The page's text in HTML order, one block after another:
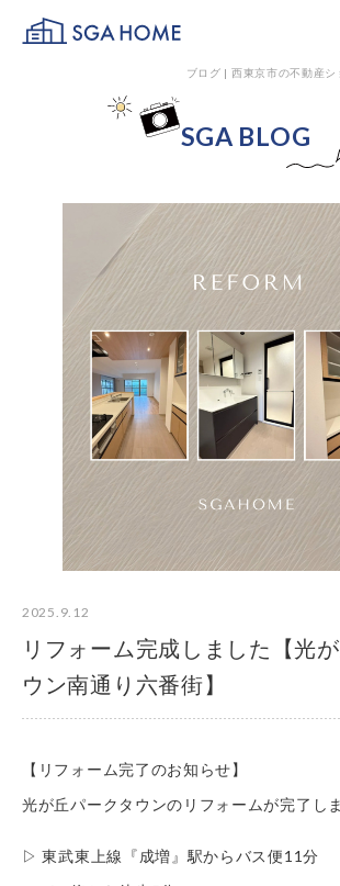
ブログ | 西東京市の不動産
SGA BLOG
2025.9.12
リフォーム完成しました【光
ウン南通り六番街】
【リフォーム完了のお知らせ】
光が丘パークタウンのリフォームが完了し
▷ 東武東上線『成増』駅からバス便11分